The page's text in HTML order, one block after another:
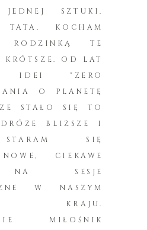
JEDNEJ SZTUKI.
KOCHAM
RODZINKĄ TE
OD LAT
IDEI "ZERO
O PLANETĘ
STAŁO SIĘ TO
BLIŻSZE I
SIĘ
CIEKAWE
NA SESJE
W NASZYM
KRAJU.
MIŁOŚNIK